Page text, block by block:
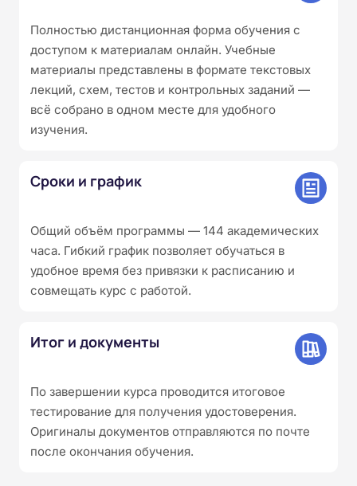
Полностью дистанционная форма обучения с
доступом к материалам онлайн. Учебные
материалы представлены в формате текстовых
лекций, схем, тестов и контрольных заданий —
всё собрано в одном месте для удобного
изучения.
Сроки и график
Общий объём программы — 144 академических
часа. Гибкий график позволяет обучаться в
удобное время без привязки к расписанию и
совмещать курс с работой.
Итог и документы
По завершении курса проводится итоговое
тестирование для получения удостоверения.
Оригиналы документов отправляются по почте
после окончания обучения.